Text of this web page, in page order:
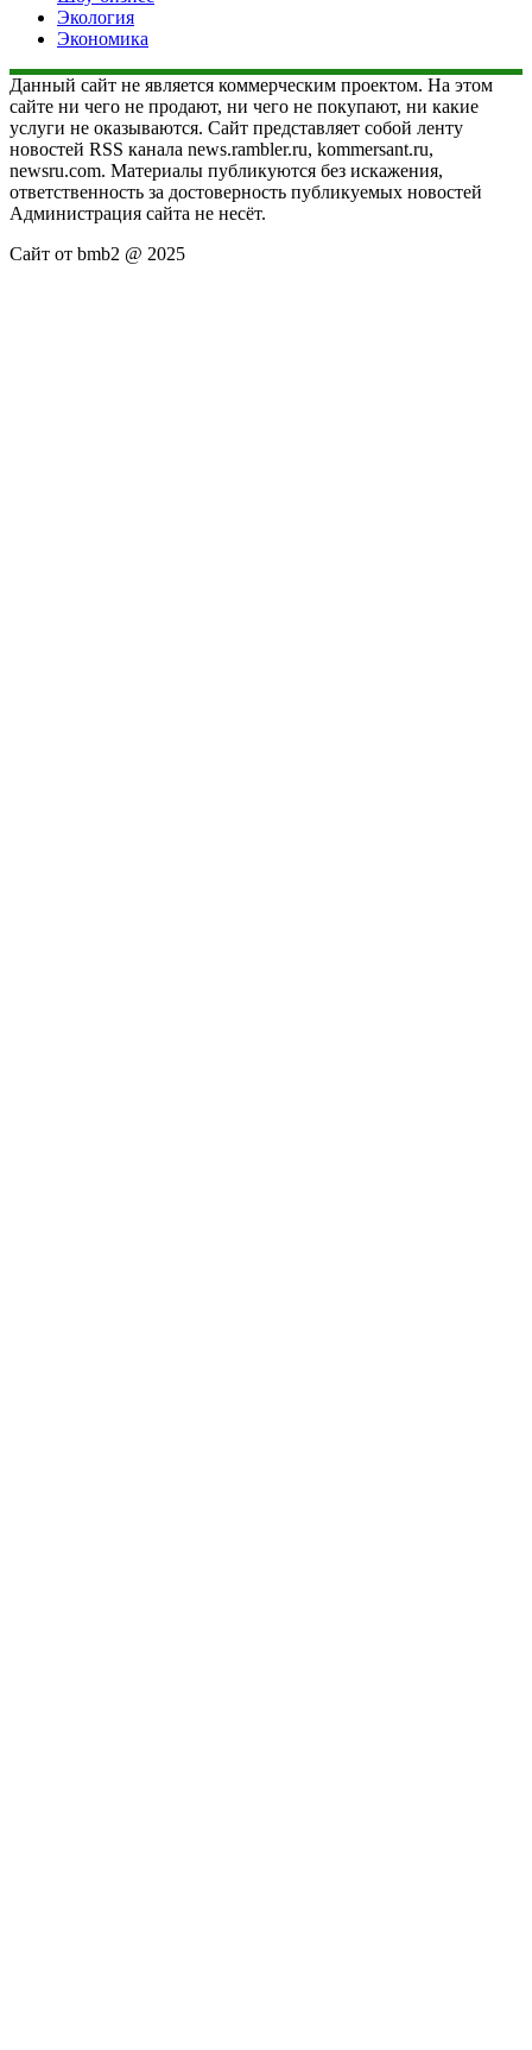
Экология
Экономика
Данный сайт не является коммерческим проектом. На этом
сайте ни чего не продают, ни чего не покупают, ни какие
услуги не оказываются. Сайт представляет собой ленту
новостей RSS канала news.rambler.ru, kommersant.ru,
newsru.com. Материалы публикуются без искажения,
ответственность за достоверность публикуемых новостей
Администрация сайта не несёт.
Сайт от bmb2 @ 2025